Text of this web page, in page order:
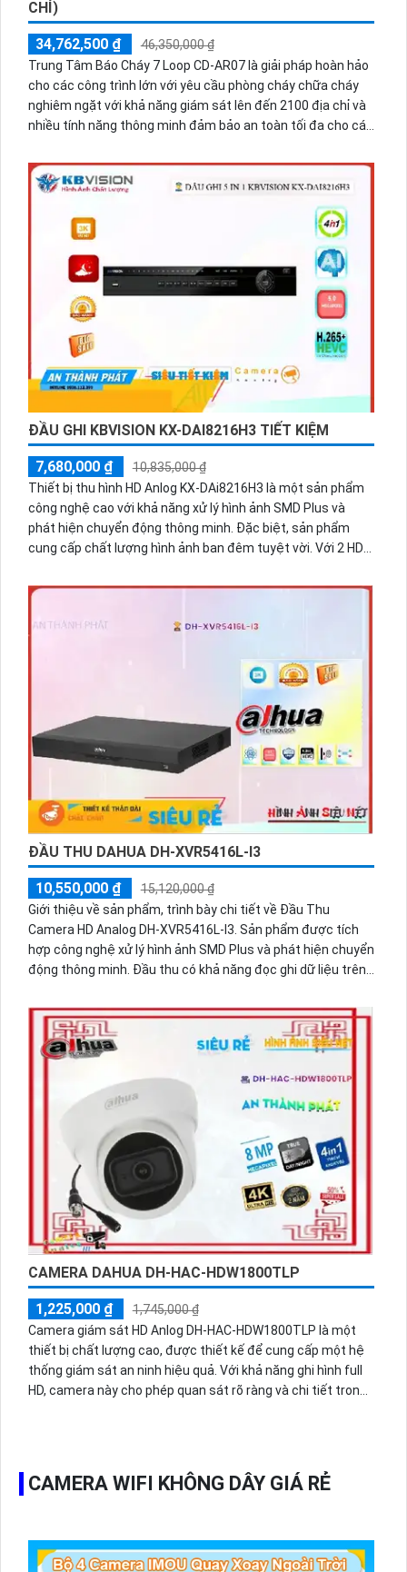
CHỈ)
34,762,500 ₫
46,350,000 ₫
Trung Tâm Báo Cháy 7 Loop CD-AR07 là giải pháp hoàn hảo
cho các công trình lớn với yêu cầu phòng cháy chữa cháy
nghiêm ngặt với khả năng giám sát lên đến 2100 địa chỉ và
nhiều tính năng thông minh đảm bảo an toàn tối đa cho các
hiệu quả đảm bảo rằng mọi công trình dù lớn hay nhỏ luôn
được bảo vệ an toàn trước nguy cơ cháy nổ.
ĐẦU GHI KBVISION KX-DAI8216H3 TIẾT KIỆM
7,680,000 ₫
10,835,000 ₫
Thiết bị thu hình HD Anlog KX-DAi8216H3 là một sản phẩm
công nghệ cao với khả năng xử lý hình ảnh SMD Plus và
phát hiện chuyển động thông minh. Đặc biệt, sản phẩm
cung cấp chất lượng hình ảnh ban đêm tuyệt vời. Với 2 HDD,
cũng được thiết kế với công nghệ mới nhất, bao gồm AHD,
nét. Bạn cũng có thể giám sát qua điện thoại nhanh chóng
video như H.265+/H.265/H.264+/H.264. Nếu bạn muốn mở
rộng hơn, tùy chọn thêm 8 camera IP cũng được hỗ trợ.
ĐẦU THU DAHUA DH-XVR5416L-I3
10,550,000 ₫
15,120,000 ₫
Giới thiệu về sản phẩm, trình bày chi tiết về Đầu Thu
Camera HD Analog DH-XVR5416L-I3. Sản phẩm được tích
hợp công nghệ xử lý hình ảnh SMD Plus và phát hiện chuyển
động thông minh. Đầu thu có khả năng đọc ghi dữ liệu trên
biệt phù hợp cho công trình dân dụng với chất lượng hình
ảnh sắc nét 5.0 MP. Đầu thu cũng hỗ trợ lưu trữ dữ liệu lâu
hơn bằng các định dạng nén H.265+/H.265/H.264+/H.264 và
CAMERA DAHUA DH-HAC-HDW1800TLP
1,225,000 ₫
1,745,000 ₫
Camera giám sát HD Anlog DH-HAC-HDW1800TLP là một
thiết bị chất lượng cao, được thiết kế để cung cấp một hệ
thống giám sát an ninh hiệu quả. Với khả năng ghi hình full
HD, camera này cho phép quan sát rõ ràng và chi tiết trong
thông minh như chống ngược sáng, giảm nhiễu và nhận
dạng khuôn mặt, giúp nâng cao hiệu suất giám sát và bảo
CAMERA WIFI KHÔNG DÂY GIÁ RẺ